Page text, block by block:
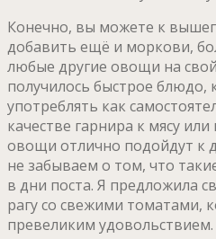
Конечно, вы можете к
добавить ещё и моркови,
любые другие овощи на
получилось быстрое
употреблять как
качестве гарнира к мясу
овощи отлично подойдут к
не забываем о том, что
в дни поста. Я предложила
рагу со свежими томатами,
превеликим удовольствием.